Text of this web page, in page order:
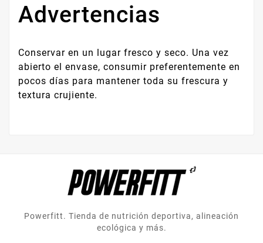
Advertencias
Conservar en un lugar fresco y seco. Una vez
abierto el envase, consumir preferentemente en
pocos días para mantener toda su frescura y
textura crujiente.
Powerfitt. Tienda de nutrición deportiva, alineación
ecológica y más.